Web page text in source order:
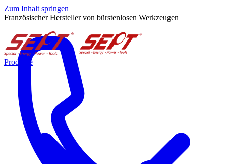
Zum Inhalt springen
Französischer Hersteller von bürstenlosen Werkzeugen
Produkte